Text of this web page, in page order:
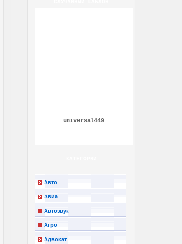
universal449
Авто
Авиа
Автозвук
Агро
Адвокат